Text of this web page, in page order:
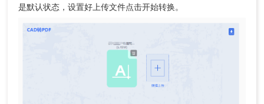
是默认状态，设置好上传文件点击开始转换。